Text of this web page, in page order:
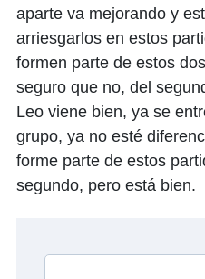
aparte va mejorando y
arriesgarlos en estos
formen parte de estos
seguro que no, del
Leo viene bien, ya se
grupo, ya no esté
forme parte de estos
segundo, pero está bien.